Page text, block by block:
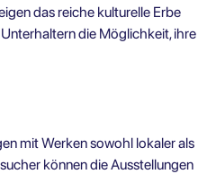
das reiche kulturelle Erbe
die Möglichkeit, ihre
mit Werken sowohl lokaler als
können die Ausstellungen